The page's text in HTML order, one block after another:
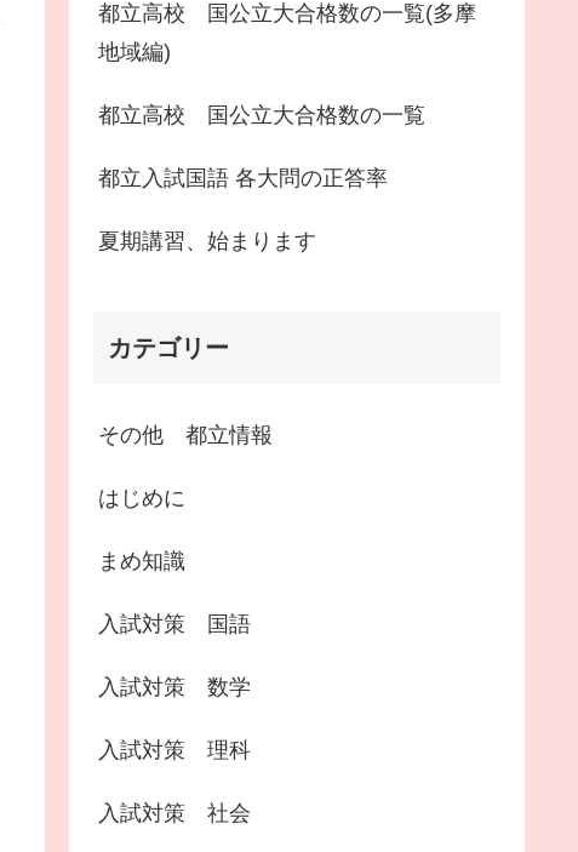
都立高校 国公立大合格数の一覧(多摩
地域編)
都立高校 国公立大合格数の一覧
都立入試国語 各大問の正答率
夏期講習、始まります
カテゴリー
その他 都立情報
はじめに
まめ知識
入試対策 国語
入試対策 数学
入試対策 理科
入試対策 社会